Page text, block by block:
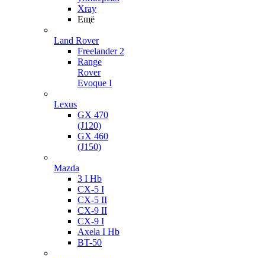
Xray
Ещё
Land Rover
Freelander 2
Range
Rover
Evoque I
Lexus
GX 470
(J120)
GX 460
(J150)
Mazda
3 I Hb
CX-5 I
CX-5 II
CX-9 II
CX-9 I
Axela I Hb
BT-50